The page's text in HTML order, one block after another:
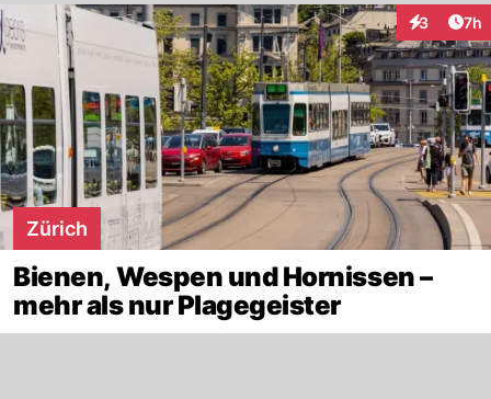
3 7h
Zürich
Bienen, Wespen und Hornissen –
mehr als nur Plagegeister